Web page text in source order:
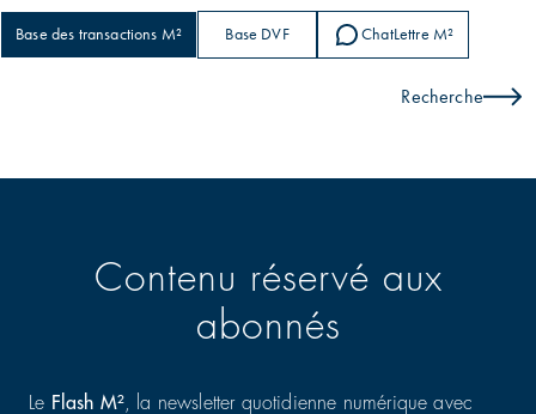
Base des transactions M² Base DVF ChatLettre M²
Recherche
Contenu réservé aux
abonnés
Le Flash M², la newsletter quotidienne numérique avec